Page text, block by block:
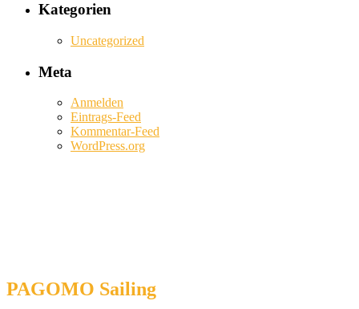
Kategorien
Uncategorized
Meta
Anmelden
Eintrags-Feed
Kommentar-Feed
WordPress.org
PAGOMO Sailing